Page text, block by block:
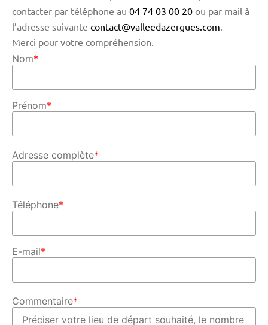
contacter par téléphone au 04 74 03 00 20 ou par mail à
l’adresse suivante contact@valleedazergues.com
Merci pour votre compréhension.
Nom*
Prénom*
Adresse complète*
Téléphone*
E-mail*
Commentaire*